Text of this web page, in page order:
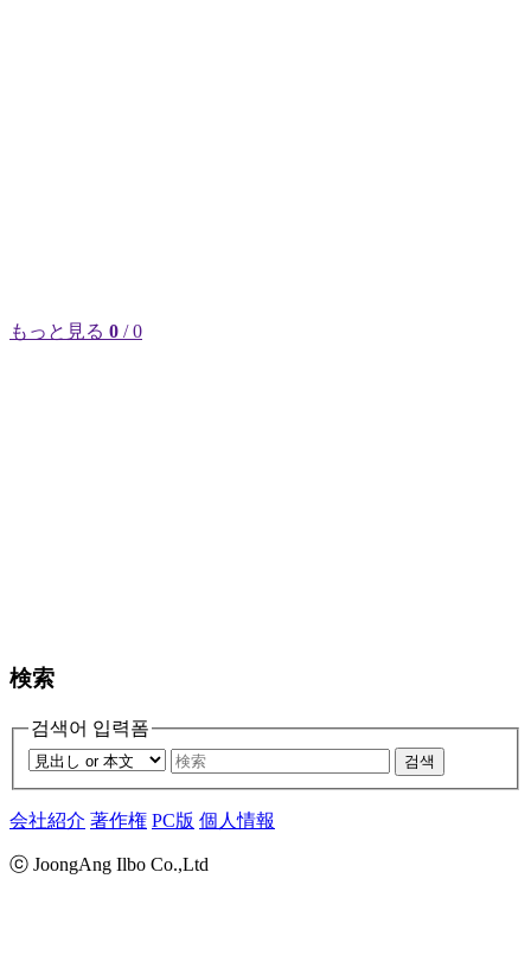
もっと見る 0 / 0
検索
검색어 입력폼
검색
会社紹介 著作権 PC版 個人情報
ⓒ JoongAng Ilbo Co.,Ltd